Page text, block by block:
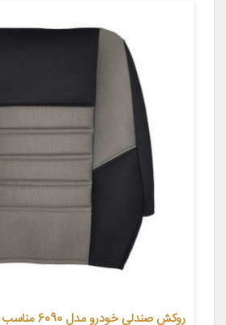
روکش صندلی خودرو مدل 6090 مناسب برای پیکان وانت